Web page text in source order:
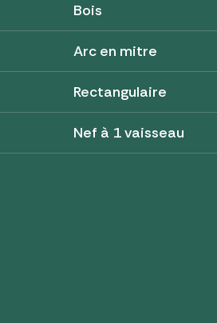
Bois
Arc en mitre
Rectangulaire
Nef à 1 vaisseau